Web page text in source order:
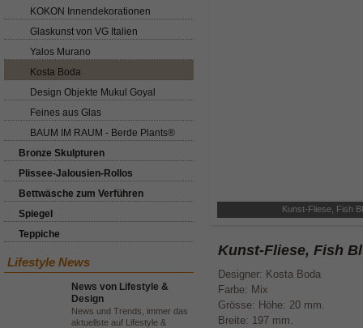
KOKON Innendekorationen
Glaskunst von VG Italien
Yalos Murano
Kosta Boda
Design Objekte Mukul Goyal
Feines aus Glas
BAUM IM RAUM - Berde Plants®
Bronze Skulpturen
Plissee-Jalousien-Rollos
Bettwäsche zum Verführen
Spiegel
Teppiche
Lifestyle News
News von Lifestyle &
Design
News und Trends, immer das
aktuellste auf Lifestyle &
Kunst-Fliese, Fish
Kunst-Fliese, Fish
Designer: Kosta Boda
Farbe: Mix
Grösse: Höhe: 20 mm.
Breite: 197 mm.